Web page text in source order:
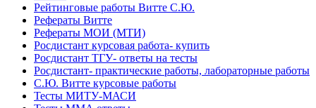
Рейтинговые работы Витте С.Ю.
Рефераты Витте
Рефераты МОИ (МТИ)
Росдистант курсовая работа- купить
Росдистант ТГУ- ответы на тесты
Росдистант- практические работы, лабораторные работы
С.Ю. Витте курсовые работы
Тесты МИТУ-МАСИ